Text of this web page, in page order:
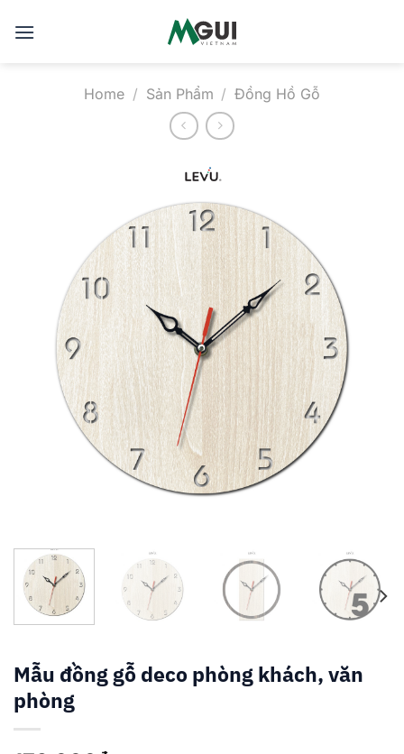
Home / Sản Phẩm / Đồng Hồ Gỗ
Mẫu đồng gỗ deco phòng khách, văn
phòng